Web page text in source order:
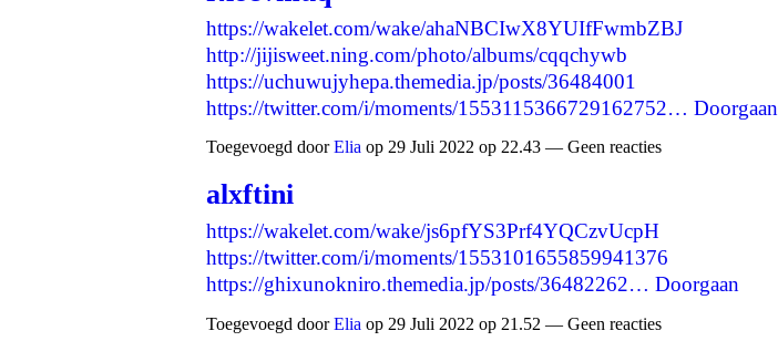
https://wakelet.com/wake/ahaNBCIwX8YUIfFwmbZBJ
http://jijisweet.ning.com/photo/albums/cqqchywb
https://uchuwujyhepa.themedia.jp/posts/36484001
https://twitter.com/i/moments/1553115366729162752… Doorgaan
Toegevoegd doorElia op 29 Juli 2022 op 22.43 — Geen reacties
alxftini
https://wakelet.com/wake/js6pfYS3Prf4YQCzvUcpH
https://twitter.com/i/moments/1553101655859941376
https://ghixunokniro.themedia.jp/posts/36482262… Doorgaan
Toegevoegd doorElia op 29 Juli 2022 op 21.52 — Geen reacties